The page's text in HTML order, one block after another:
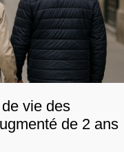
vie des
de 2 ans